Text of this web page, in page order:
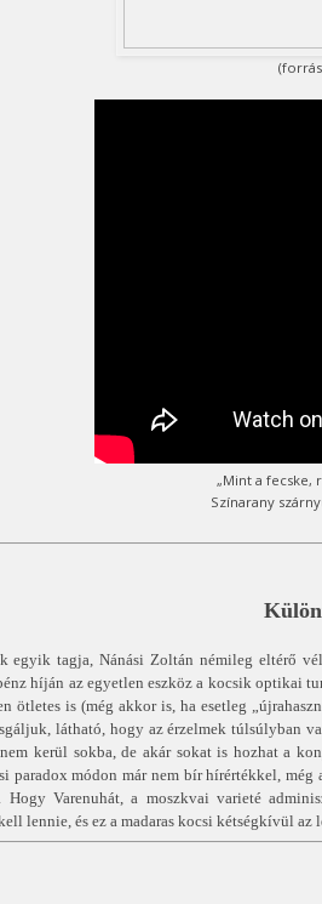
„Mint a fecske,
Színarany
egyik tagja, Nánási Zoltán némileg eltérő
híján az egyetlen eszköz a kocsik optikai
ötletes is (még akkor is, ha esetleg
látható, hogy az érzelmek túlsúlyban
nem kerül sokba, de akár sokat is hozhat a
paradox módon már nem bír hírértékkel, még
Varenuhát, a moszkvai varieté
lennie, és ez a madaras kocsi kétségkívül az